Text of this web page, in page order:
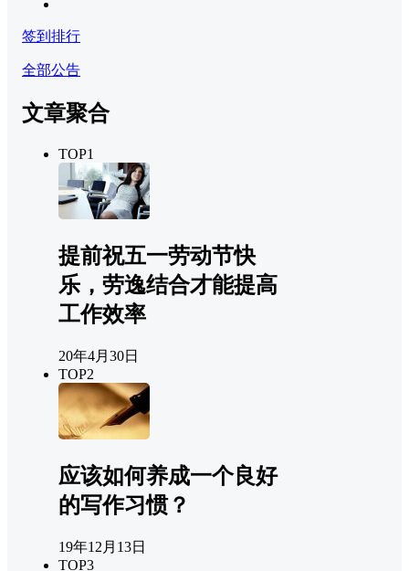
签到排行
全部公告
文章聚合
TOP1
提前祝五一劳动节快
乐，劳逸结合才能提高
工作效率
20年4月30日
TOP2
应该如何养成一个良好
的写作习惯？
19年12月13日
TOP3